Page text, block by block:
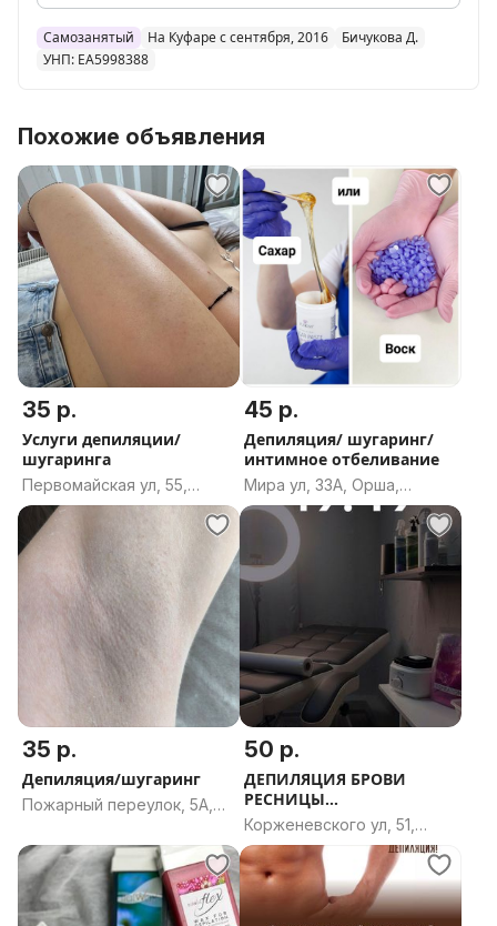
Самозанятый На Куфаре с сентября, 2016
Бичукова Д.
УНП: EA5998388
Похожие объявления
35 р.
Услуги депиляции/
шугаринга
Первомайская ул, 55,
Пинск, Брестская область
45 р.
Депиляция/ шугаринг/
интимное отбеливание
Мира ул, 33А, Орша,
Оршанский район,
Витебская область
35 р.
Депиляция/шугаринг
Пожарный переулок, 5А,
область
50 р.
ДЕПИЛЯЦИЯ БРОВИ
РЕСНИЦЫ
Корженевского, 51
Корженевского ул, 51,
Минск